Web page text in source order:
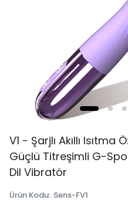
V1 - Şarjlı Akıllı Isıtma
Güçlü Titreşimli G-
Dil Vibratör
Ürün Kodu: Sens-FV1